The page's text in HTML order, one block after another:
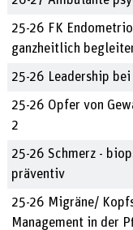
25-26 FK
ganzheitlich
25-26 Leadership
25-26 Opfer von
2
25-26 Schmerz -
präventiv
25-26 Migräne/
Management in der